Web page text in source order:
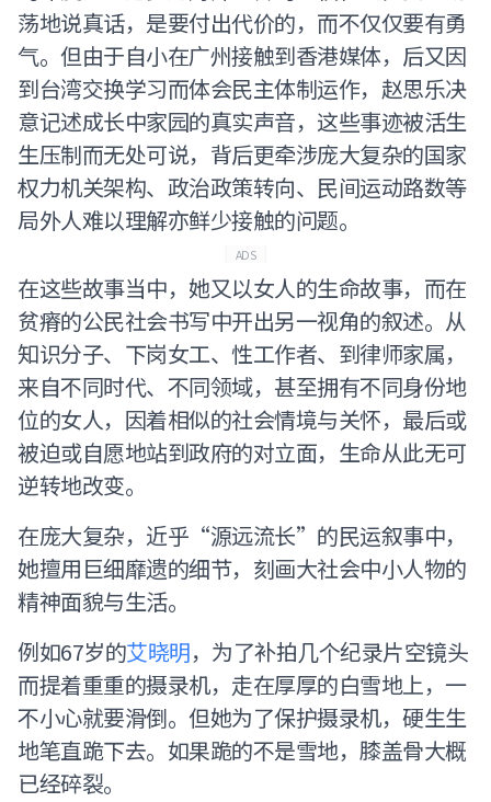
荡地说真话，是要付出代价的，而不仅仅要有勇
气。但由于自小在广州接触到香港媒体，后又因
到台湾交换学习而体会民主体制运作，赵思乐决
意记述成长中家园的真实声音，这些事迹被活生
生压制而无处可说，背后更牵涉庞大复杂的国家
权力机关架构、政治政策转向、民间运动路数等
局外人难以理解亦鲜少接触的问题。
ADS
在这些故事当中，她又以女人的生命故事，而在
贫瘠的公民社会书写中开出另一视角的叙述。从
知识分子、下岗女工、性工作者、到律师家属，
来自不同时代、不同领域，甚至拥有不同身份地
位的女人，因着相似的社会情境与关怀，最后或
被迫或自愿地站到政府的对立面，生命从此无可
逆转地改变。
在庞大复杂，近乎“源远流长”的民运叙事中，
她擅用巨细靡遗的细节，刻画大社会中小人物的
精神面貌与生活。
例如67岁的艾晓明，为了补拍几个纪录片空镜头
而提着重重的摄录机，走在厚厚的白雪地上，一
不小心就要滑倒。但她为了保护摄录机，硬生生
地笔直跪下去。如果跪的不是雪地，膝盖骨大概
已经碎裂。